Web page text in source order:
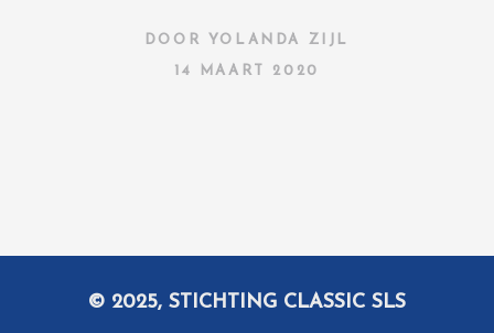
DOOR YOLANDA ZIJL
14 MAART 2020
© 2025, STICHTING CLASSIC SLS